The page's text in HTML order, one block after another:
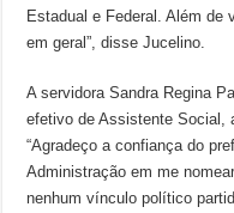
Estadual e Federal. Além de
em geral”, disse Jucelino.
A servidora Sandra Regina
efetivo de Assistente Social,
“Agradeço a confiança do
Administração em me
nenhum vínculo político